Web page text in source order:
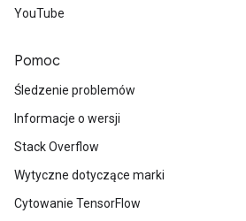
YouTube
Pomoc
Śledzenie problemów
Informacje o wersji
Stack Overflow
Wytyczne dotyczące marki
Cytowanie TensorFlow